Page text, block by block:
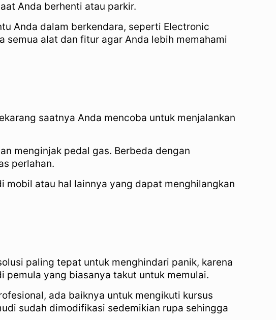
Anda berhenti atau parkir.
Anda dalam berkendara, seperti Electronic
semua alat dan fitur agar Anda lebih memahami
saatnya Anda mencoba untuk menjalankan
menginjak pedal gas. Berbeda dengan
perlahan.
mobil atau hal lainnya yang dapat menghilangkan
paling tepat untuk menghindari panik, karena
pemula yang biasanya takut untuk memulai.
ada baiknya untuk mengikuti kursus
sudah dimodifikasi sedemikian rupa sehingga